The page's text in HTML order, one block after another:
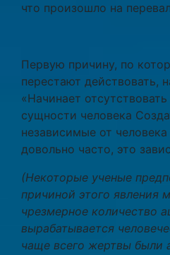
что произошло на
Первую причину, по
перестают действовать,
«Начинает
сущности человека
независимые от
довольно часто, это
(Некоторые ученые
причиной этого явления
чрезмерное количество
вырабатывается
чаще всего жертвы были